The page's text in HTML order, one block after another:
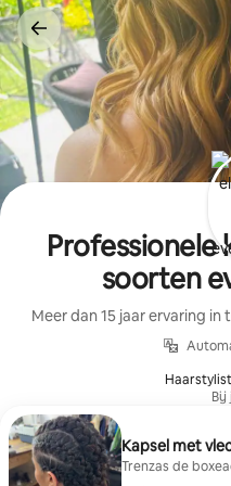
Ga
direct
naar
inhoud
Professionele
soorten
Meer dan 15 jaar ervaring
Bij
Kapsel met
Trenzas de